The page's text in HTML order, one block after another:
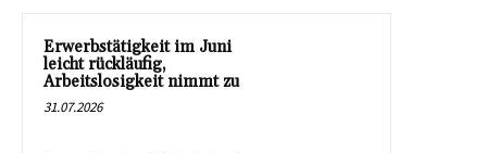
Erwerbstätigkeit im Juni
leicht rückläufig,
Arbeitslosigkeit nimmt zu
31.07.2026